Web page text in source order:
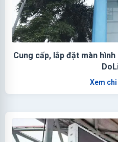
Cung cấp, lắp đặt màn
Xem